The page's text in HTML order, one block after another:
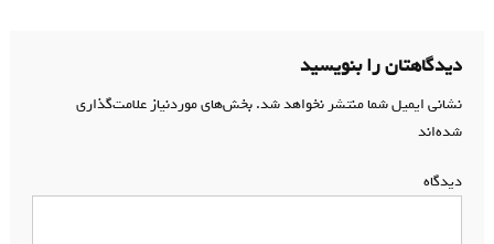
دیدگاهتان را بنویسید
نشانی ایمیل شما منتشر نخواهد شد.بخش‌های موردنیاز علامت‌گذاری
شده‌اند
دیدگاه